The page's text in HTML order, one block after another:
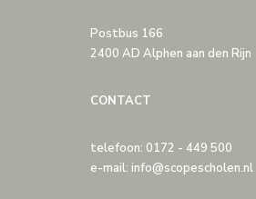
Postbus 166
2400 AD Alphen aan den Rijn
CONTACT
telefoon: 0172 - 449 500
e-mail: info@scopescholen.nl